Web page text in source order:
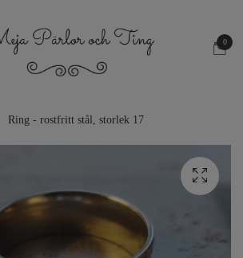
0
Ring - rostfritt stål, storlek 17